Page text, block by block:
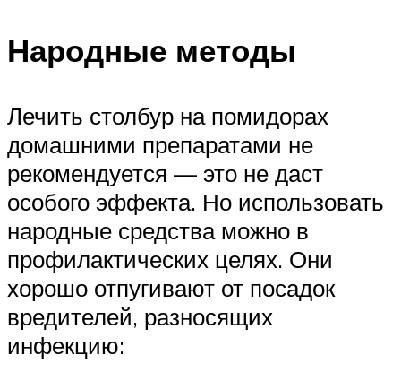
Народные методы
Лечить столбур на помидорах
домашними препаратами не
рекомендуется — это не даст
особого эффекта. Но использовать
народные средства можно в
профилактических целях. Они
хорошо отпугивают от посадок
вредителей, разносящих
инфекцию: